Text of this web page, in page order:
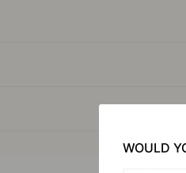
WOULD